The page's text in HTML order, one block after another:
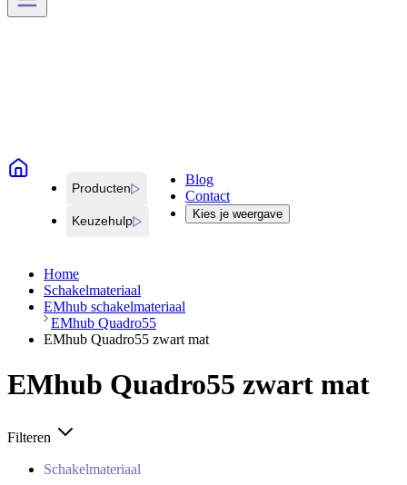
Producten
Keuzehulp
Blog
Contact
Kies je weergave
Home
Schakelmateriaal
EMhub schakelmateriaal
EMhub Quadro55
EMhub Quadro55 zwart mat
EMhub Quadro55 zwart mat
Filteren
Schakelmateriaal